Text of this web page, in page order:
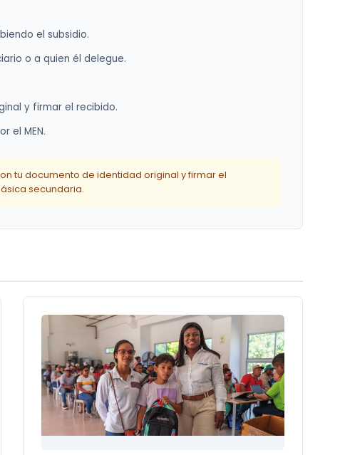
el subsidio.
o a quien él delegue.
y firmar el recibido.
el MEN.
tu documento de identidad original y firmar el
secundaria.